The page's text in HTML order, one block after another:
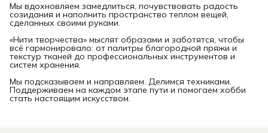
Мы вдохновляем замедлиться, почувствовать радость
созидания и наполнить пространство теплом вещей,
сделанных своими руками.
«Нити творчества» мыслят образами и заботятся, чтобы
всё гармонировало: от палитры благородной пряжи и
текстур тканей до профессиональных инструментов и
систем хранения.
Мы подсказываем и направляем. Делимся техниками.
Поддерживаем на каждом этапе пути и помогаем хобби
стать настоящим искусством.